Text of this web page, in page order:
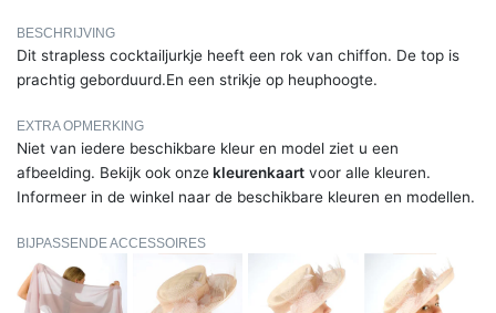
BESCHRIJVING
Dit strapless cocktailjurkje heeft een rok van chiffon. De top is
prachtig geborduurd.En een strikje op heuphoogte.
EXTRA OPMERKING
Niet van iedere beschikbare kleur en model ziet u een
afbeelding. Bekijk ook onzekleurenkaart voor alle kleuren.
Informeer in de winkel naar de beschikbare kleuren en modellen.
BIJPASSENDE ACCESSOIRES